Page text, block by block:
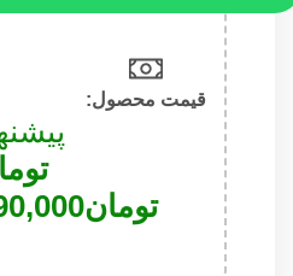
قیمت محصول:​
تومان